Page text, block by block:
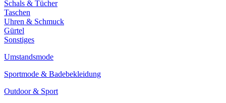
Schals & Tücher
Taschen
Uhren & Schmuck
Gürtel
Sonstiges
Umstandsmode
Sportmode & Badebekleidung
Outdoor & Sport